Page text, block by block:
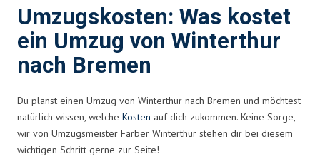
Umzugskosten: Was kostet
ein Umzug von Winterthur
nach Bremen
Du planst einen Umzug von Winterthur nach Bremen und möchtest
natürlich wissen, welche Kosten auf dich zukommen. Keine Sorge,
wir von Umzugsmeister Farber Winterthur stehen dir bei diesem
wichtigen Schritt gerne zur Seite!